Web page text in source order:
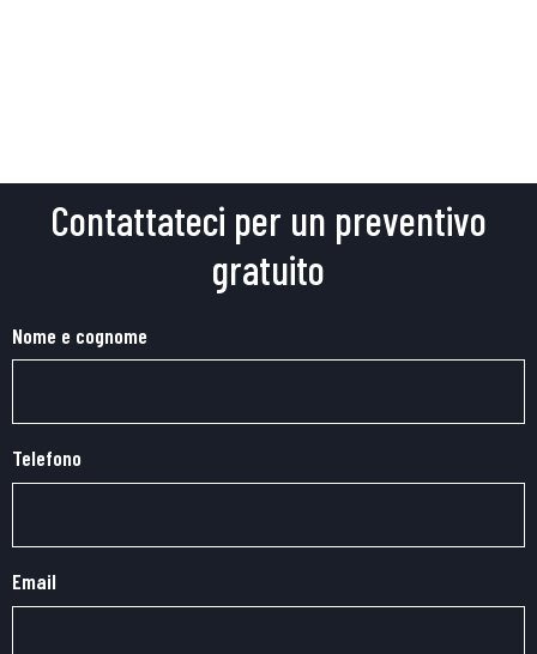
Contattateci per un preventivo
gratuito
Nome e cognome
Telefono
Email